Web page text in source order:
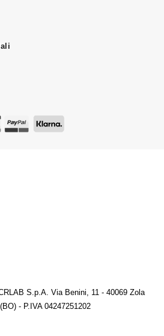
S.p.A. Via Benini, 11 - 40069 Zola
- P.IVA 04247251202